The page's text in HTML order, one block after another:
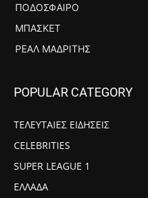
ΠΟΔΌΣΦΑΙΡΟ
ΜΠΆΣΚΕΤ
ΡΕΆΛ ΜΑΔΡΊΤΗΣ
POPULAR CATEGORY
ΤΕΛΕΥΤΑΙΕΣ ΕΙΔΗΣΕΙΣ
CELEBRITIES
SUPER LEAGUE 1
ΕΛΛΑΔΑ